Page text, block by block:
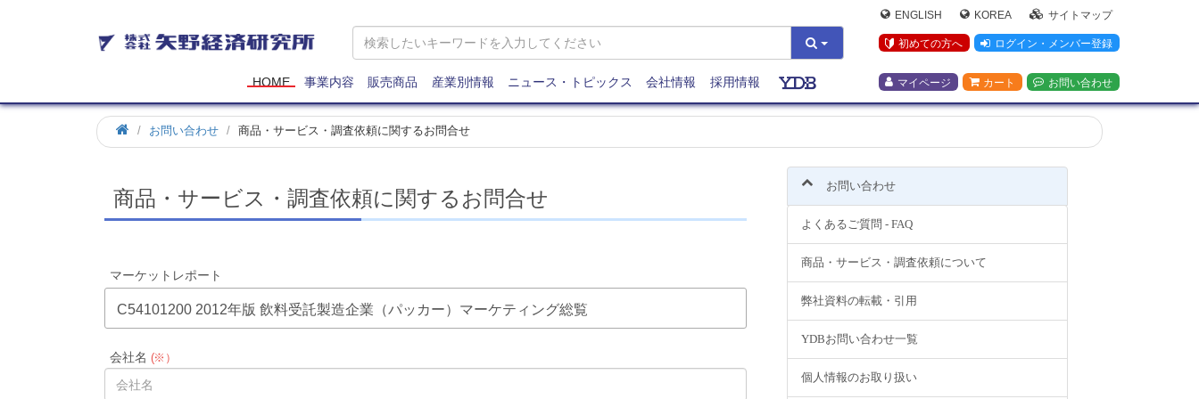
矢
野
研
究
所
ENGLISH KOREA サイトマップ
初めての方へ ログイン・メンバー登録
マイページ カート お問い合わせ
HOME 事業内容 販売商品 産業別情報 ニュース・トピックス 会社情報 採用情報
お問い合わせ 商品・サービス・調査依頼に関するお問合せ
商品・サービス・調査依頼に関するお問合せ
マーケットレポート
C54101200 2012年版 飲料受託製造企業（パッカー）マーケティング総覧
会社名 (※）
お問い合わせ
よくあるご質問 - FAQ
商品・サービス・調査依頼について
弊社資料の転載・引用
YDBお問い合わせ一覧
個人情報のお取り扱い